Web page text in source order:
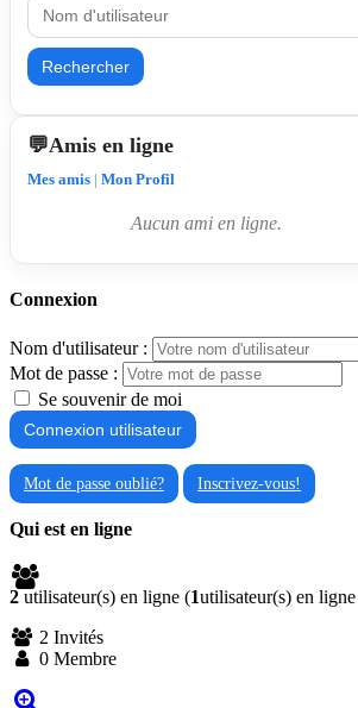
Rechercher
Amis en ligne
Mes amis | Mon Profil
Aucun ami en ligne.
Connexion
Nom d'utilisateur :
Mot de passe :
Se souvenir de moi
Mot de passe oublié? Inscrivez-vous!
Qui est en ligne
2 utilisateur(s) en ligne (1utilisateur(s) en
2 Invités
0 Membre